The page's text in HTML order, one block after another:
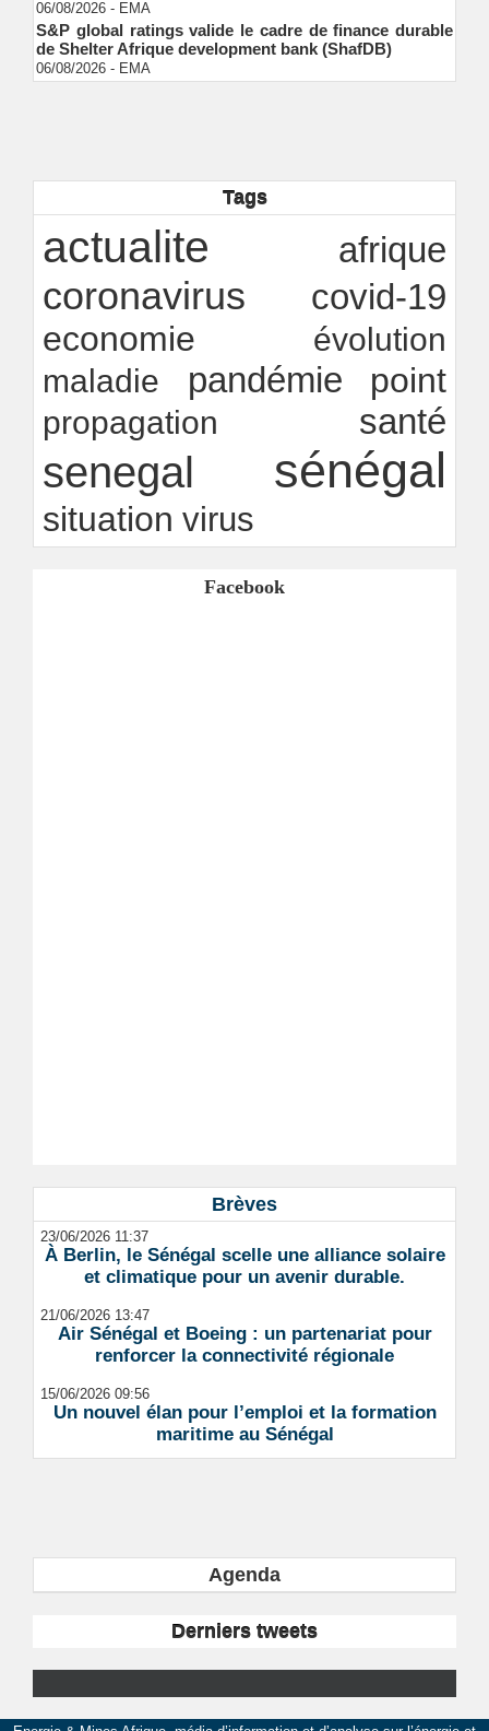
S&P global ratings valide le cadre de finance durable
de Shelter Afrique development bank (ShafDB)
06/08/2026 -EMA
Industrialisation verte au Sénégal : comment
transparence locale, impact national
Ndakhté M. GAYE
Rapport Bceao 2025 : résilience, transition et
innovation
24/07/2026 -Ndakhté M. GAYE
Tags
actualite afrique
coronavirus covid-19
economie
évolution
maladie
pandémie point
propagation santé
senegal sénégal
situation virus
Facebook
Brèves
23/06/2026 11:37
À Berlin, le Sénégal scelle une alliance solaire
et climatique pour un avenir durable.
21/06/2026 13:47
Air Sénégal et Boeing : un partenariat pour
renforcer la connectivité régionale
15/06/2026 09:56
Un nouvel élan pour l’emploi et la formation
maritime au Sénégal
Agenda
Derniers tweets